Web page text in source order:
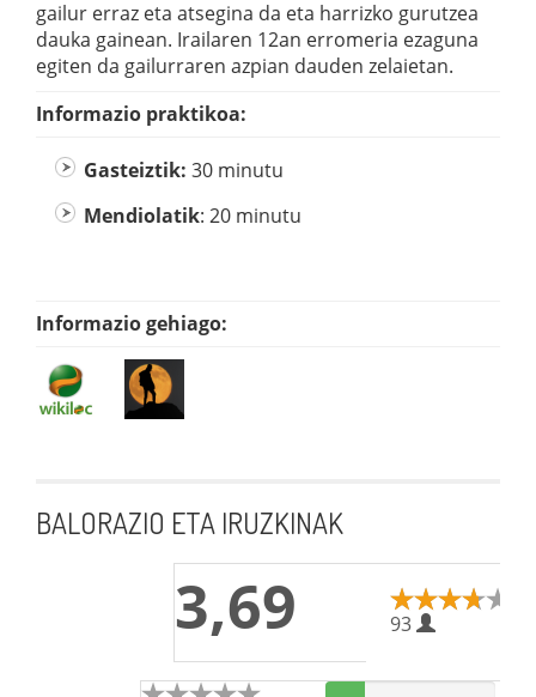
gailur erraz eta atsegina da eta harrizko gurutzea
dauka gainean. Irailaren 12an erromeria ezaguna
egiten da gailurraren azpian dauden zelaietan.
Informazio praktikoa:
Gasteiztik: 30 minutu
Mendiolatik: 20 minutu
Informazio gehiago:
BALORAZIO ETA IRUZKINAK
3,69 93